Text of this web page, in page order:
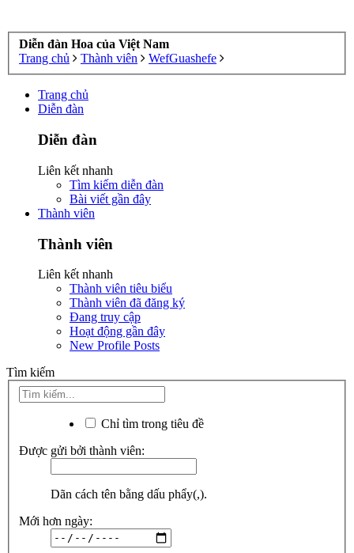
Diễn đàn Hoa của Việt Nam
Trang chủ
Thành viên WefGuashefe
Trang chủ
Diễn đàn
Diễn đàn
Liên kết nhanh
Tìm kiếm diễn đàn
Bài viết gần đây
Thành viên
Thành viên
Liên kết nhanh
Thành viên tiêu biểu
Thành viên đã đăng ký
Đang truy cập
Hoạt động gần đây
New Profile Posts
Tìm kiếm
Chỉ tìm trong tiêu đề
Được gửi bởi thành viên:
Dãn cách tên bằng dấu phẩy(,).
Mới hơn ngày: